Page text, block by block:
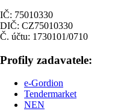
IČ: 75010330
DIČ: CZ75010330
Č. účtu: 1730101/0710
Profily zadavatele:
e-Gordion
Tendermarket
NEN